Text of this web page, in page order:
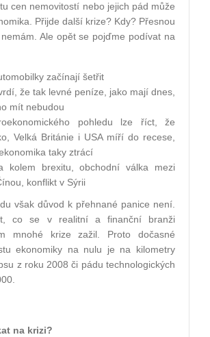
cen nemovitostí nebo jejich pád může
Přijde další krize? Kdy? Přesnou
Ale opět se pojďme podívat na
začínají šetřit
že tak levné peníze, jako mají dnes,
mít nebudou
pohledu lze říct, že
Velká Británie i USA míří do recese,
taky ztrácí
kolem brexitu, obchodní válka mezi
konflikt v Sýrii
však důvod k přehnané panice není.
co se v realitní a finanční branži
mnohé krize zažil. Proto dočasné
ekonomiky na nulu je na kilometry
z roku 2008 či pádu technologických
na krizi?